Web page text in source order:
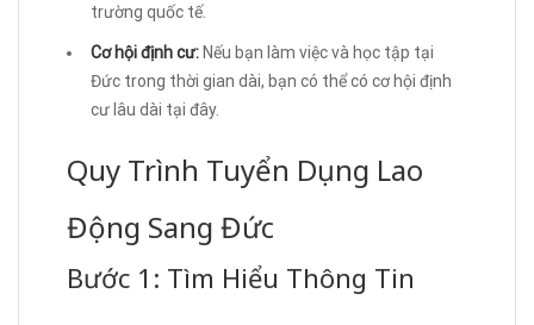
trường quốc tế.
Cơ hội định cư: Nếu bạn làm việc và học tập tại
Đức trong thời gian dài, bạn có thể có cơ hội định
cư lâu dài tại đây.
Quy Trình Tuyển Dụng Lao
Động Sang Đức
Bước 1: Tìm Hiểu Thông Tin